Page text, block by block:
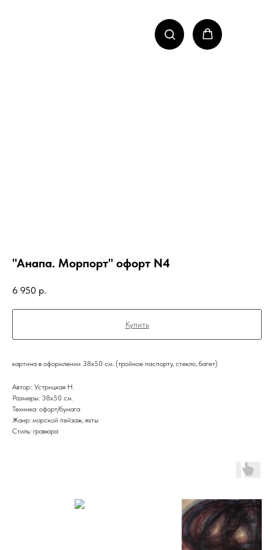
"Анапа. Морпорт" офорт N4
6 950 р.
Купить
картина в оформлении 38х50 см. (тройное паспорту, стекло, багет)
Автор:: Устрицкая Н.
Размеры: 38х50 см.
Техника: офорт/бумага
Жанр: морской пейзаж, яхты
Стиль: гравюра